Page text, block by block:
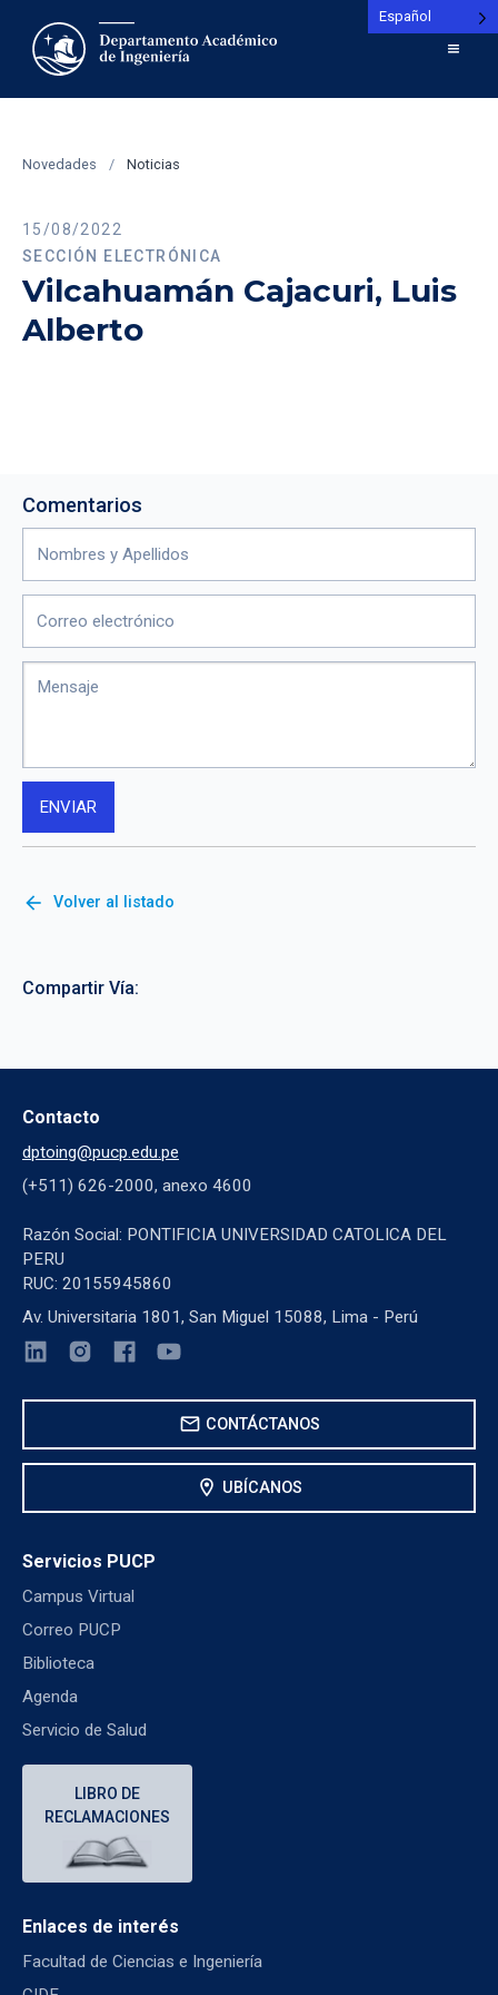
Novedades / Noticias
15/08/2022
SECCIÓN ELECTRÓNICA
Vilcahuamán Cajacuri, Luis
Alberto
Comentarios
arrow_back Volver al listado
Compartir Vía:
Contacto
dptoing@pucp.edu.pe
(+511) 626-2000, anexo 4600
Razón Social: PONTIFICIA UNIVERSIDAD CATOLICA DEL
PERU
RUC: 20155945860
Av. Universitaria 1801, San Miguel 15088, Lima - Perú
mail CONTÁCTANOS
location_on UBÍCANOS
Servicios PUCP
Campus Virtual
Correo PUCP
Biblioteca
Agenda
Servicio de Salud
LIBRO DE
RECLAMACIONES
Enlaces de interés
Facultad de Ciencias e Ingeniería
Español